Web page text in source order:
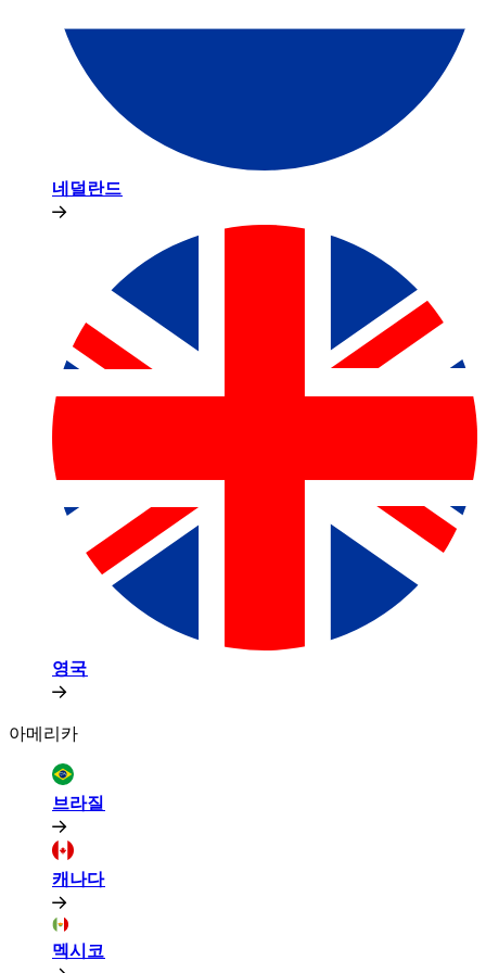
네덜란드​​
영국​​
아메리카​​
브라질​​
캐나다​​
멕시코​​